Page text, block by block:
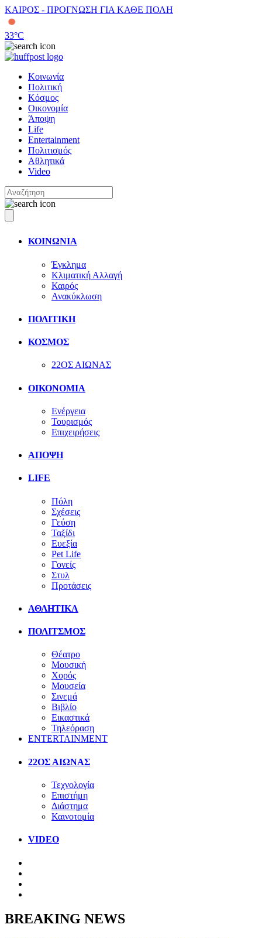
ΚΑΙΡΟΣ - ΠΡΟΓΝΩΣΗ ΓΙΑ ΚΑΘΕ ΠΟΛΗ
33°C
Κοινωνία
Πολιτική
Κόσμος
Οικονομία
Άποψη
Life
Entertainment
Πολιτισμός
Αθλητικά
Video
ΚΟΙΝΩΝΙΑ
Έγκλημα
Κλιματική Αλλαγή
Καιρός
Ανακύκλωση
ΠΟΛΙΤΙΚΗ
ΚΟΣΜΟΣ
22ΟΣ ΑΙΩΝΑΣ
ΟΙΚΟΝΟΜΙΑ
Ενέργεια
Τουρισμός
Επιχειρήσεις
ΑΠΟΨΗ
LIFE
Πόλη
Σχέσεις
Γεύση
Ταξίδι
Ευεξία
Pet Life
Γονείς
Στυλ
Προτάσεις
ΑΘΛΗΤΙΚΑ
ΠΟΛΙΤΣΜΟΣ
Θέατρο
Μουσική
Χορός
Μουσεία
Σινεμά
Βιβλίο
Εικαστικά
Τηλεόραση
ENTERTAINMENT
22ΟΣ ΑΙΩΝΑΣ
Τεχνολογία
Επιστήμη
Διάστημα
Καινοτομία
VIDEO
BREAKING NEWS